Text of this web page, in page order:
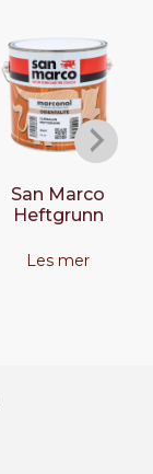
San Marco
Heftgrunn
Les mer